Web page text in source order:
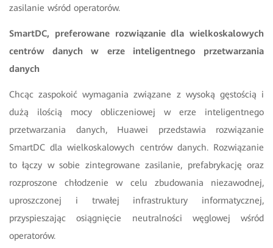
zasilanie wśród operatorów.
SmartDC, preferowane rozwiązanie dla wielkoskalowych
centrów danych w erze inteligentnego przetwarzania
danych
Chcąc zaspokoić wymagania związane z wysoką gęstością i
dużą ilością mocy obliczeniowej w erze inteligentnego
przetwarzania danych, Huawei przedstawia rozwiązanie
SmartDC dla wielkoskalowych centrów danych. Rozwiązanie
to łączy w sobie zintegrowane zasilanie, prefabrykację oraz
rozproszone chłodzenie w celu zbudowania niezawodnej,
uproszczonej i trwałej infrastruktury informatycznej,
przyspieszając osiągnięcie neutralności węglowej wśród
operatorów.